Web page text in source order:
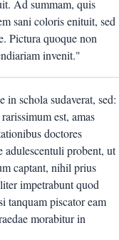
Ad summam, quis
sani coloris enituit, sed
Pictura quoque non
invenit."
schola sudaverat, sed:
est, amas
doctores
adulescentuli probent, ut
captant, nihil prius
impetrabunt quod
tanquam piscator eam
morabitur in